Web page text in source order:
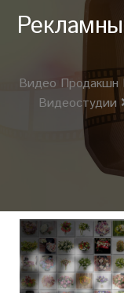
Видео Продакшн
Видеостудии